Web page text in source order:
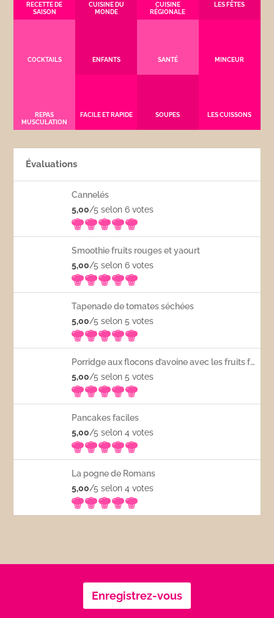
RECETTE DE
SAISON
CUISINE DU
MONDE
CUISINE
RÉGIONALE
LES FÊTES
COCKTAILS ENFANTS SANTÉ MINCEUR
REPAS
MUSCULATION
FACILE ET RAPIDE SOUPES LES CUISSONS
Évaluations
Cannelés
5,00/5 selon 6votes
Smoothie fruits rouges et yaourt
5,00/5 selon 6votes
Tapenade de tomates séchées
5,00/5 selon 5votes
Porridge aux flocons d’avoine avec les fruits frais
5,00/5 selon 5votes
Pancakes faciles
5,00/5 selon 4votes
La pogne de Romans
5,00/5 selon 4votes
Enregistrez-vous